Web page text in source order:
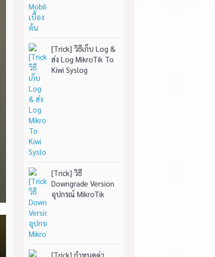
[Trick] วิธีเก็บ Log &
ส่ง Log MikroTik To
Kiwi Syslog
[Trick] วิธี
Downgrade Version
อุปกรณ์ MikroTik
[Trick] กำหนดค่า